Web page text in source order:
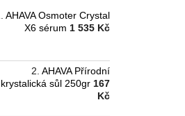
AHAVA Osmoter Crystal
X6 sérum 1 535 Kč
AHAVA Přírodní
krystalická sůl 250gr 167
Kč